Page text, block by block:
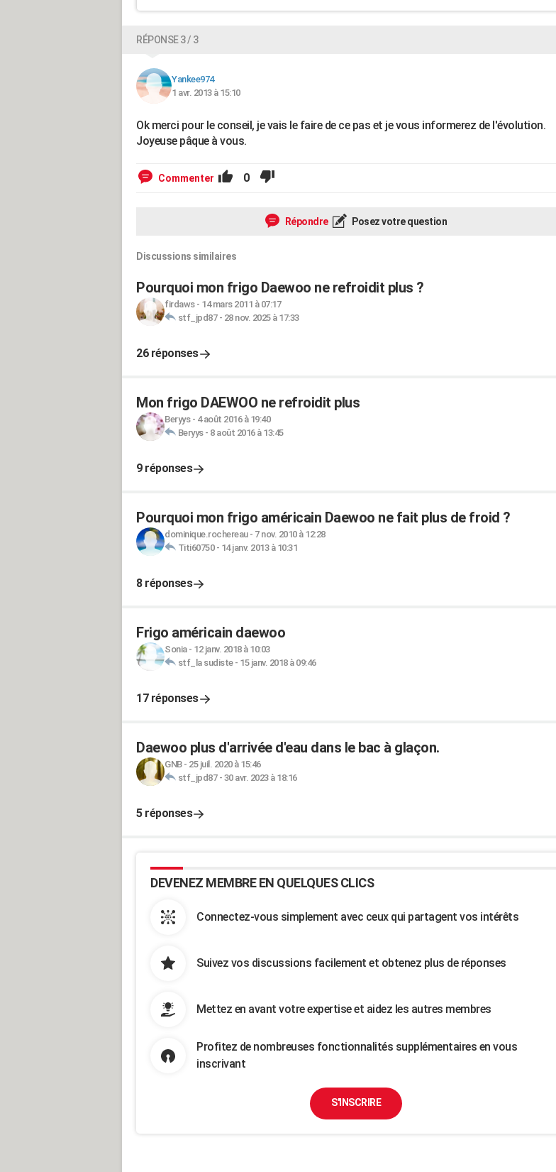
RÉPONSE 3 / 3
Yankee974
1 avr. 2013 à 15:10
Ok merci pour le conseil, je vais le faire de ce pas et je vous informerez de l'évolution.
Joyeuse pâque à vous.
Commenter 0
Répondre Posez votre question
Discussions similaires
Pourquoi mon frigo Daewoo ne refroidit plus ?
firdaws- 14 mars 2011 à 07:17
stf_jpd87- 28 nov. 2025 à 17:33
26 réponses
Mon frigo DAEWOO ne refroidit plus
Beryys- 4 août 2016 à 19:40
Beryys- 8 août 2016 à 13:45
9 réponses
Pourquoi mon frigo américain Daewoo ne fait plus de froid ?
dominique.rochereau- 7 nov. 2010 à 12:28
Titi60750- 14 janv. 2013 à 10:31
8 réponses
Frigo américain daewoo
Sonia- 12 janv. 2018 à 10:03
stf_la sudiste- 15 janv. 2018 à 09:46
17 réponses
Daewoo plus d'arrivée d'eau dans le bac à glaçon.
GNB- 25 juil. 2020 à 15:46
stf_jpd87- 30 avr. 2023 à 18:16
5 réponses
DEVENEZ MEMBRE EN QUELQUES CLICS
Connectez-vous simplement avec ceux qui partagent vos intérêts
Suivez vos discussions facilement et obtenez plus de réponses
Mettez en avant votre expertise et aidez les autres membres
Profitez de nombreuses fonctionnalités supplémentaires en vous
inscrivant
S'INSCRIRE